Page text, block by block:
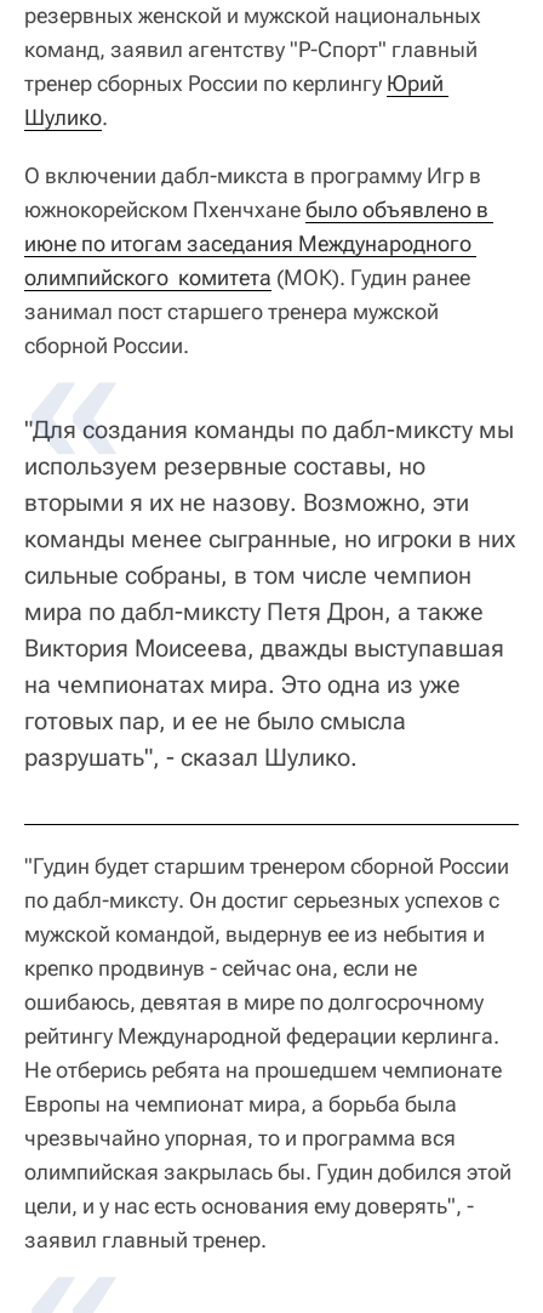
резервных женской и мужской национальных
команд, заявил агентству "Р-Спорт" главный
тренер сборных России по керлингу Юрий
Шулико.
О включении дабл-микста в программу Игр в
южнокорейском Пхенчханебыло объявлено в
июне по итогам заседания Международного
олимпийского  комитета (МОК). Гудин ранее
занимал пост старшего тренера мужской
сборной России.
"Для создания команды по дабл-миксту мы
используем резервные составы, но
вторыми я их не назову. Возможно, эти
команды менее сыгранные, но игроки в них
сильные собраны, в том числе чемпион
мира по дабл-миксту Петя Дрон, а также
Виктория Моисеева, дважды выступавшая
на чемпионатах мира. Это одна из уже
готовых пар, и ее не было смысла
разрушать", - сказал Шулико.
"Гудин будет старшим тренером сборной России
по дабл-миксту. Он достиг серьезных успехов с
мужской командой, выдернув ее из небытия и
крепко продвинув - сейчас она, если не
ошибаюсь, девятая в мире по долгосрочному
рейтингу Международной федерации керлинга.
Не отберись ребята на прошедшем чемпионате
Европы на чемпионат мира, а борьба была
чрезвычайно упорная, то и программа вся
олимпийская закрылась бы. Гудин добился этой
цели, и у нас есть основания ему доверять", -
заявил главный тренер.